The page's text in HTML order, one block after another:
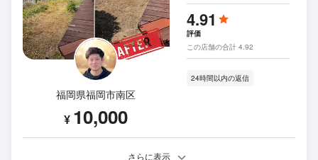
福岡県福岡市南区
¥ 10,000
4.91
評価
この店舗の合計 4.92
24時間以内の返信
さらに表示